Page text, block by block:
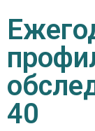
40